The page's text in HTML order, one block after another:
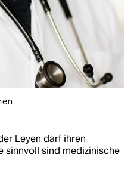
Leyen darf ihren
sinnvoll sind medizinische